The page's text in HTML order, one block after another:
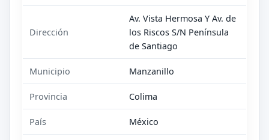
Dirección
Av. Vista Hermosa Y Av. de
los Riscos S/N Península
de Santiago
Municipio Manzanillo
Provincia Colima
País México